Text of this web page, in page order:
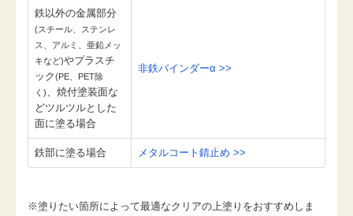
鉄以外の金属部分
(スチール、ステンレ
ス、アルミ、亜鉛メッ
キなど)やプラスチ
ック(PE、PET除
く)
、焼付塗装面な
どツルツルとした
面に塗る場合
非鉄バインダーα >>
鉄部に塗る場合 メタルコート錆止め >>
※塗りたい箇所によって最適なクリアの上塗りをおすすめしま